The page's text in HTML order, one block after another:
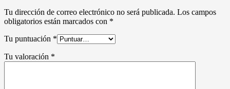
Tu dirección de correo electrónico no será publicada. Los campos
obligatorios están marcados con *
Tu puntuación *
Tu valoración *